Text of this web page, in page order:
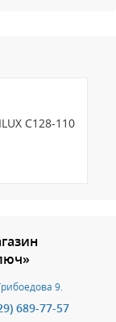
C128-110
9.
689-77-57